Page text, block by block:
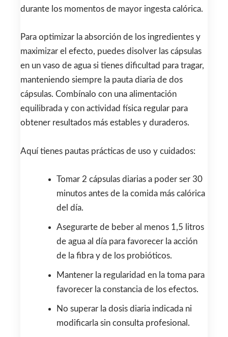
durante los momentos de mayor ingesta calórica.
Para optimizar la absorción de los ingredientes y
maximizar el efecto, puedes disolver las cápsulas
en un vaso de agua si tienes dificultad para tragar,
manteniendo siempre la pauta diaria de dos
cápsulas. Combínalo con una alimentación
equilibrada y con actividad física regular para
obtener resultados más estables y duraderos.
Aquí tienes pautas prácticas de uso y cuidados:
Tomar 2 cápsulas diarias a poder ser 30
minutos antes de la comida más calórica
del día.
Asegurarte de beber al menos 1,5 litros
de agua al día para favorecer la acción
de la fibra y de los probióticos.
Mantener la regularidad en la toma para
favorecer la constancia de los efectos.
No superar la dosis diaria indicada ni
modificarla sin consulta profesional.